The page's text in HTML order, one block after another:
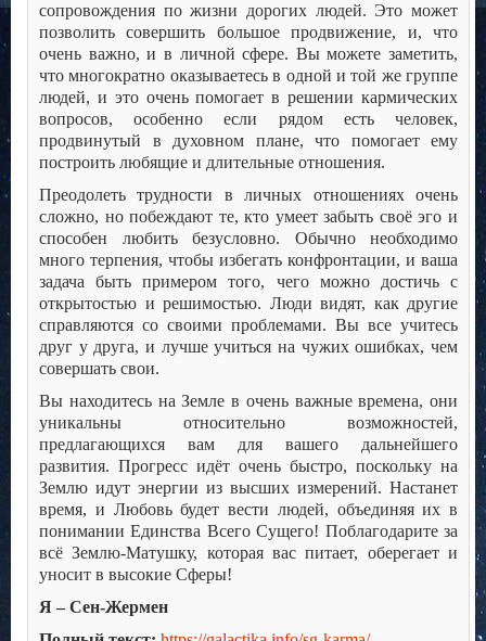
сопровождения по жизни дорогих людей. Это может
позволить совершить большое продвижение, и, что
очень важно, и в личной сфере. Вы можете заметить,
что многократно оказываетесь в одной и той же группе
людей, и это очень помогает в решении кармических
вопросов, особенно если рядом есть человек,
продвинутый в духовном плане, что помогает ему
построить любящие и длительные отношения.
Преодолеть трудности в личных отношениях очень
сложно, но побеждают те, кто умеет забыть своё эго и
способен любить безусловно. Обычно необходимо
много терпения, чтобы избегать конфронтации, и ваша
задача быть примером того, чего можно достичь с
открытостью и решимостью. Люди видят, как другие
справляются со своими проблемами. Вы все учитесь
друг у друга, и лучше учиться на чужих ошибках, чем
совершать свои.
Вы находитесь на Земле в очень важные времена, они
уникальны относительно возможностей,
предлагающихся вам для вашего дальнейшего
развития. Прогресс идёт очень быстро, поскольку на
Землю идут энергии из высших измерений. Настанет
время, и Любовь будет вести людей, объединяя их в
понимании Единства Всего Сущего! Поблагодарите за
всё Землю-Матушку, которая вас питает, оберегает и
уносит в высокие Сферы!
Я – Сен-Жермен